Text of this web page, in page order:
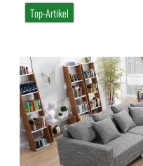
Top-Artikel